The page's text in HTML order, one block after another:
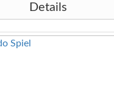
Details